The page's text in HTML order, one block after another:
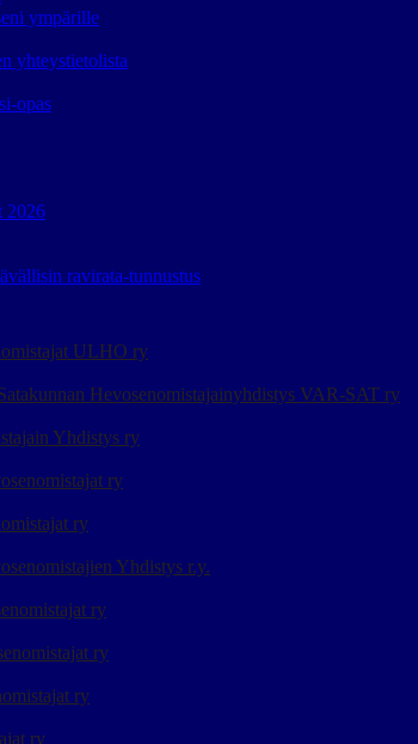
ympärille
yhteystietolista
opas
2026
ravirata-tunnustus
ULHO ry
Hevosenomistajainyhdistys VAR-SAT ry
Yhdistys ry
ry
ry
Yhdistys r.y.
ry
ry
ry
ry